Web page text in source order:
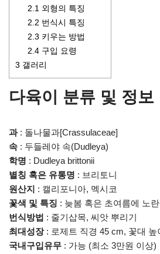
2.1 외형의 특징
2.2 번식시 특징
2.3 키우는 방법
2.4 구입 요령
3 갤러리
다육이 분류 및 정보
과: 돌나물과[Crassulaceae]
속 : 두들레야 속(Dudleya)
학명 : Dudleya brittonii
별칭 혹은 유통명 : 브리토니
원산지 : 캘리포니아, 멕시코
꽃색 및 특징 : 늦봄 혹은 초여름에 노
번식방법 : 줄기삽목, 씨앗 뿌리기
최대성장: 로제트 직경 45 cm, 꽃대 높
국내구입유무 : 가능 (최소 3만원 이상)